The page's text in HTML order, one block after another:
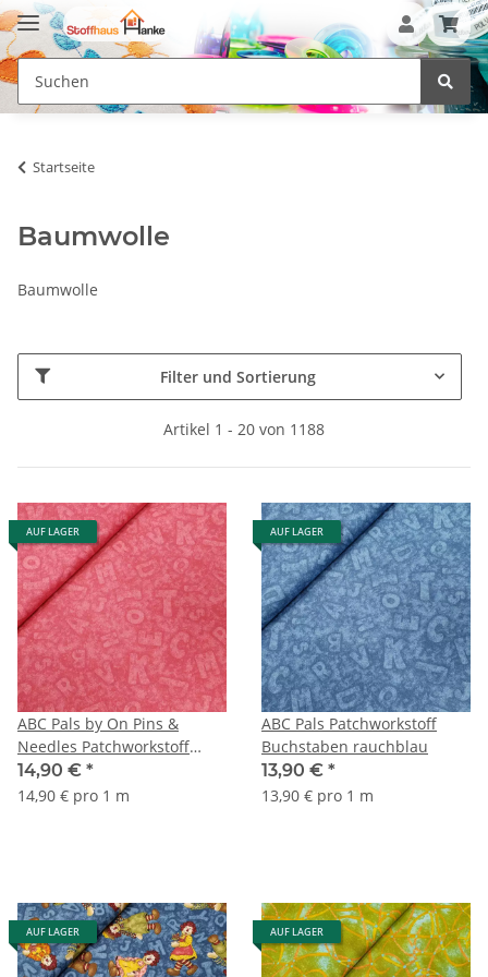
Startseite
Baumwolle
Baumwolle
Filter und Sortierung
Artikel 1 - 20 von 1188
AUF LAGER
ABC Pals by On Pins &
Needles Patchworkstoff
Buchstaben bordeux
14,90 € *
14,90 € pro 1 m
AUF LAGER
ABC Pals Patchworkstoff
Buchstaben rauchblau
13,90 € *
13,90 € pro 1 m
AUF LAGER AUF LAGER